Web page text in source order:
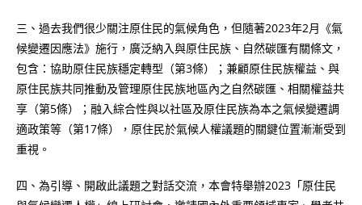
三、過去我們很少關注原住民的氣候角色，但隨著2023年2月《氣
候變遷因應法》施行，廣泛納入與原住民族、自然碳匯有關條文，
包含：協助原住民族穩定轉型（第3條）；兼顧原住民族權益、與
原住民族共同推動及管理原住民族地區內之自然碳匯、相關權益共
享（第5條）；融入綜合性與以社區及原住民族為本之氣候變遷調
適政策等（第17條），原住民於氣候人權議題的關鍵位置漸漸受到
重視。
四、為引導、開啟此議題之對話交流，本會特舉辦2023「原住民